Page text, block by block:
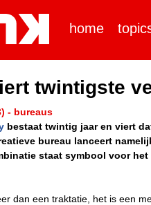
home
twintigste
- bureaus
bestaat twintig jaar en viert
bureau lanceert
staat symbool voor
dan een traktatie, het is een